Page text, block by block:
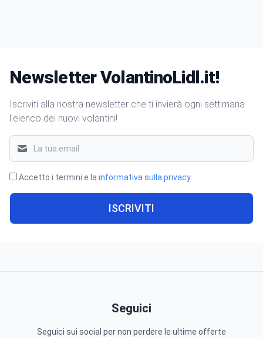
Newsletter VolantinoLidl.it!
Iscriviti alla nostra newsletter che ti invierà ogni settimana
l'elenco dei nuovi volantini!
Accetto i termini e la informativa sulla privacy.
ISCRIVITI
Seguici
Seguici sui social per non perdere le ultime offerte